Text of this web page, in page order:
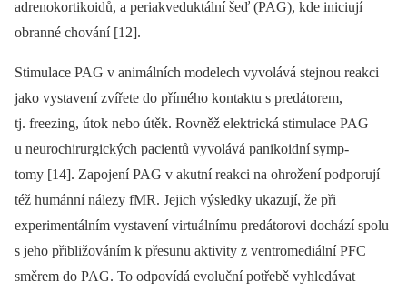
adrenokortikoidů, a periakveduktální šeď (PAG), kde iniciují
obranné chování [12].
Stimulace PAG v animálních modelech vyvolává stejnou reakci
jako vystavení zvířete do přímého kontaktu s predátorem,
tj. freezing, útok nebo útěk. Rovněž elektrická stimulace PAG
u neurochirurgických pacientů vyvolává panikoidní symp­
tomy [14]. Zapojení PAG v akutní reakci na ohrožení podporují
též humánní nálezy fMR. Jejich výsledky ukazují, že při
experimentálním vystavení virtuálnímu predátorovi dochází spolu
s jeho přibližováním k přesunu aktivity z ventromediální PFC
směrem do PAG. To odpovídá evoluční potřebě vyhledávat